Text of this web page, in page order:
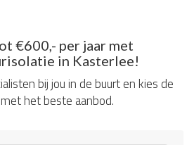
€600,- per jaar met
in Kasterlee!
bij jou in de buurt en kies de
het beste aanbod.